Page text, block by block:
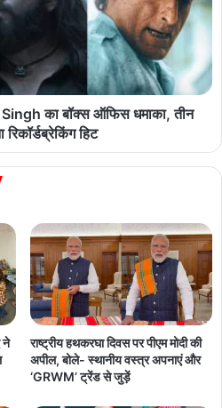
का बॉक्स ऑफिस धमाका, तीन
रिकॉर्डब्रेकिंग हिट
ने
राष्ट्रीय हथकरघा दिवस पर पीएम मोदी की
अपील, बोले- स्थानीय वस्त्र अपनाएं और
‘GRWM’ ट्रेंड से जुड़ें